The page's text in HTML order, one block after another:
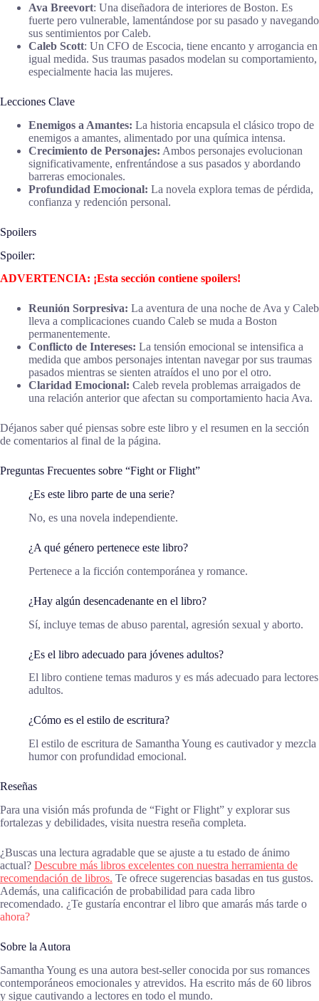
Ava Breevort: Una diseñadora de interiores de Boston. Es
fuerte pero vulnerable, lamentándose por su pasado y navegando
sus sentimientos por Caleb.
Caleb Scott: Un CFO de Escocia, tiene encanto y arrogancia en
igual medida. Sus traumas pasados modelan su comportamiento,
especialmente hacia las mujeres.
Lecciones Clave
Enemigos a Amantes: La historia encapsula el clásico tropo de
enemigos a amantes, alimentado por una química intensa.
Crecimiento de Personajes: Ambos personajes evolucionan
significativamente, enfrentándose a sus pasados y abordando
barreras emocionales.
Profundidad Emocional: La novela explora temas de pérdida,
confianza y redención personal.
Spoilers
Spoiler:
ADVERTENCIA: ¡Esta sección contiene spoilers!
Reunión Sorpresiva: La aventura de una noche de Ava y Caleb
lleva a complicaciones cuando Caleb se muda a Boston
permanentemente.
Conflicto de Intereses: La tensión emocional se intensifica a
medida que ambos personajes intentan navegar por sus traumas
pasados mientras se sienten atraídos el uno por el otro.
Claridad Emocional: Caleb revela problemas arraigados de
una relación anterior que afectan su comportamiento hacia Ava.
Déjanos saber qué piensas sobre este libro y el resumen en la sección
de comentarios al final de la página.
Preguntas Frecuentes sobre “Fight or Flight”
¿Es este libro parte de una serie?
No, es una novela independiente.
¿A qué género pertenece este libro?
Pertenece a la ficción contemporánea y romance.
¿Hay algún desencadenante en el libro?
Sí, incluye temas de abuso parental, agresión sexual y aborto.
¿Es el libro adecuado para jóvenes adultos?
El libro contiene temas maduros y es más adecuado para lectores
adultos.
¿Cómo es el estilo de escritura?
El estilo de escritura de Samantha Young es cautivador y mezcla
humor con profundidad emocional.
Reseñas
Para una visión más profunda de “Fight or Flight” y explorar sus
fortalezas y debilidades, visita nuestra reseña completa.
¿Buscas una lectura agradable que se ajuste a tu estado de ánimo
actual? Descubre más libros excelentes con nuestra herramienta de
recomendación de libros. Te ofrece sugerencias basadas en tus gustos.
Además, una calificación de probabilidad para cada libro
recomendado. ¿Te gustaría encontrar el libro que amarás más tarde o
ahora?
Sobre la Autora
Samantha Young es una autora best-seller conocida por sus romances
contemporáneos emocionales y atrevidos. Ha escrito más de 60 libros
y sigue cautivando a lectores en todo el mundo.